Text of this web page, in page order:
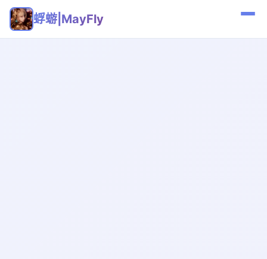
蜉蝣|MayFly